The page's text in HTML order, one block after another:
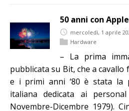
50 anni con Apple
mercoledì, 1 aprile
Hardware
– La prima
pubblicata su Bit, che a cavallo
e i primi anni ‘80 è stata la
italiana dedicata ai
Novembre-Dicembre 1979).